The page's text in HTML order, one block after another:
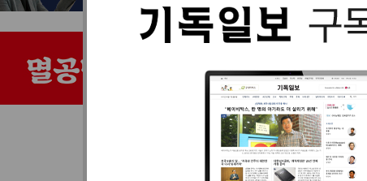
목회·신학 신학 입력 2022. 11.